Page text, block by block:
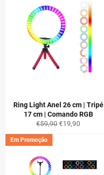
Ring Light Anel 26 cm | Tripé
17 cm | Comando RGB
Preço
normal
€59,90Preço
€19,90
Em Promoção